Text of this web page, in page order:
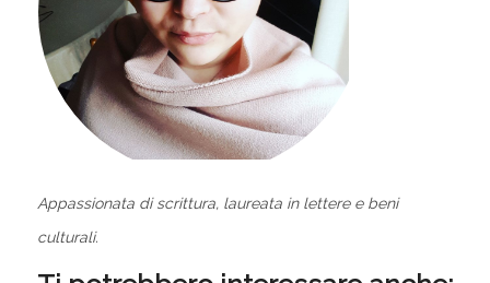
Appassionata di scrittura, laureata in lettere e beni
culturali.